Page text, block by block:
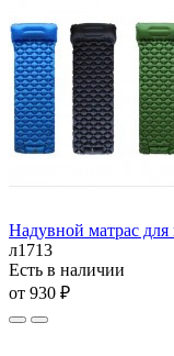
Надувной матрас
л1713
Есть в наличии
от 930 ₽